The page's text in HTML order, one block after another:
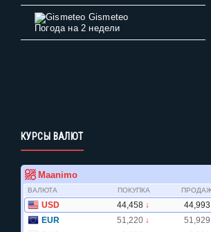
Gismeteo
Погода на 2 недели
КУРСЫ ВАЛЮТ